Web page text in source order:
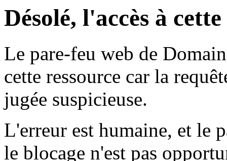
Désolé, l'accès à
Le pare-feu web de
cette ressource car la
jugée suspicieuse.
L'erreur est humaine, et le
le blocage n'est pas